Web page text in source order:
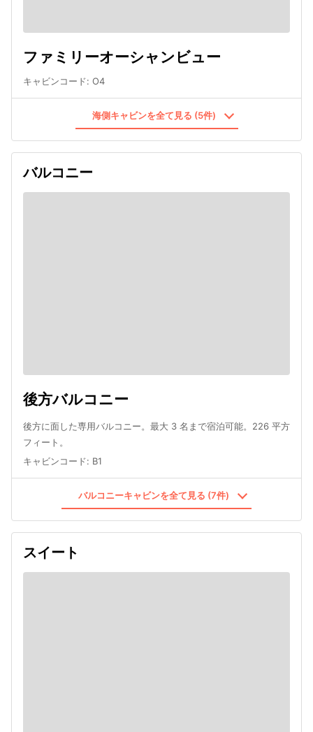
ファミリーオーシャンビュー
キャビンコード: O4
海側キャビンを全て見る (5件)
バルコニー
後方バルコニー
後方に面した専用バルコニー。最大 3 名まで宿泊可能。226 平方
フィート。
キャビンコード: B1
バルコニーキャビンを全て見る (7件)
スイート